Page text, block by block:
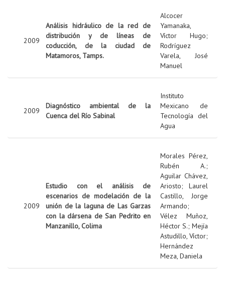
2009
Análisis hidráulico de la red de
distribución y de líneas de
coducción, de la ciudad de
Matamoros, Tamps.
Alcocer
Yamanaka,
Víctor Hugo;
Rodríguez
Varela, José
Manuel
2009
Diagnóstico ambiental de la
Cuenca del Río Sabinal
Instituto
Mexicano de
Tecnología del
Agua
2009
Estudio con el análisis de
escenarios de modelación de la
unión de la laguna de Las Garzas
con la dársena de San Pedrito en
Manzanillo, Colima
Morales Pérez,
Rubén A.;
Aguilar Chávez,
Ariosto; Laurel
Castillo, Jorge
Armando;
Vélez Muñoz,
Héctor S.; Mejía
Astudillo, Víctor;
Hernández
Meza, Daniela